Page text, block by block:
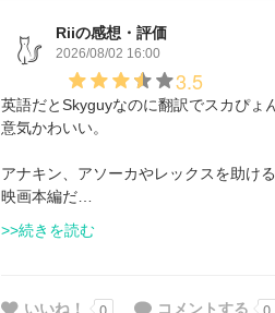
Riiの感想・評価
2026/08/02 16:00
3.5
英語だとSkyguyなのに翻訳でスカぴょ
意気かわいい。
アナキン、アソーカやレックスを助け
映画本編だ…
>>続きを読む
いいね！ コメントする